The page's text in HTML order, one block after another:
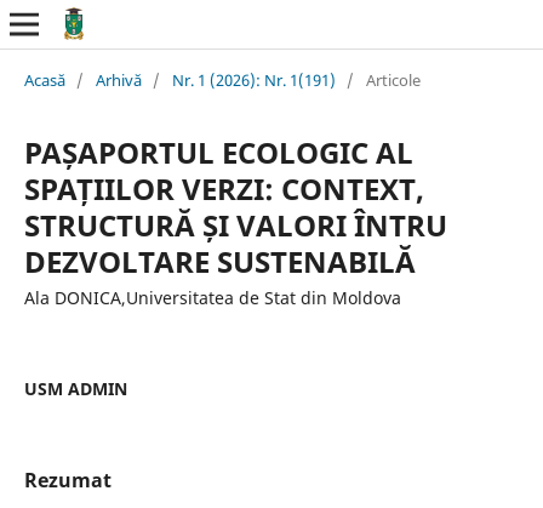
Acasă / Arhivă / Nr. 1 (2026): Nr. 1(191) / Articole
PAȘAPORTUL ECOLOGIC AL
SPAȚIILOR VERZI: CONTEXT,
STRUCTURĂ ȘI VALORI ÎNTRU
DEZVOLTARE SUSTENABILĂ
Ala DONICA,Universitatea de Stat din Moldova
USM ADMIN
Rezumat